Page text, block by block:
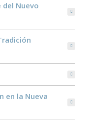
del Nuevo
en la Nueva